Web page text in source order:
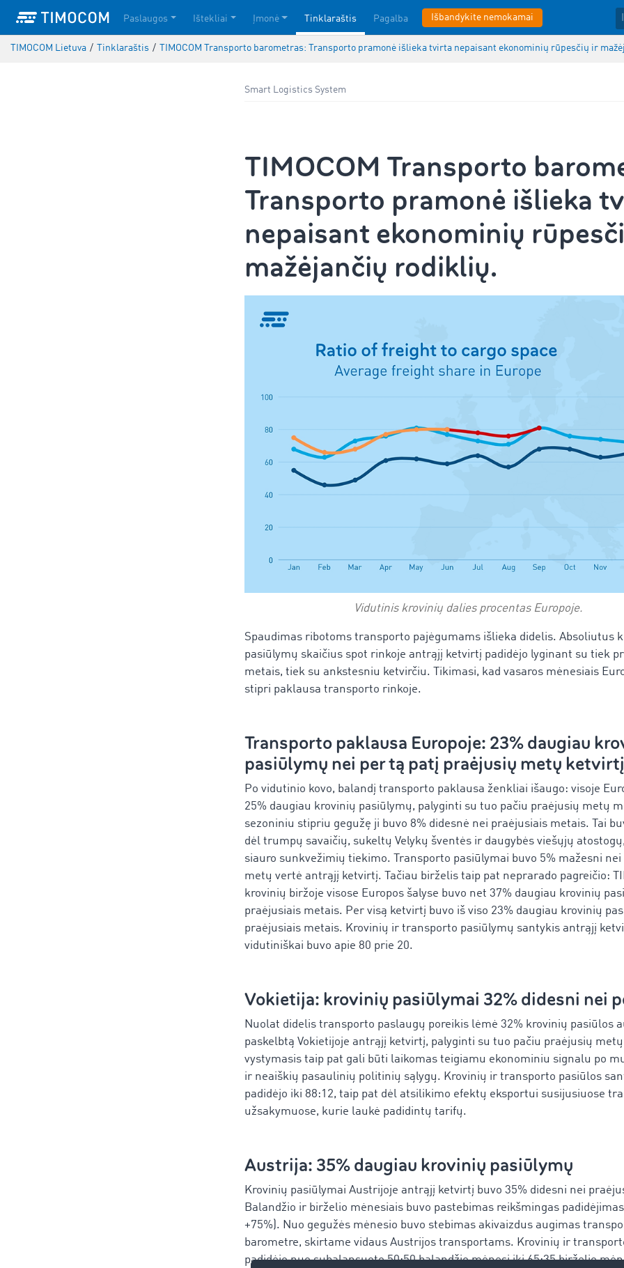
Paslaugos Ištekliai Įmonė Tinklaraštis Pagalba Išbandykite nemokamai
TIMOCOM Lietuva / Tinklaraštis / TIMOCOM Transporto barometras: Transporto pramonė išlieka tvirta nepaisant ekonominių rūpesčių ir
Smart Logistics System
TIMOCOM Transporto
Transporto pramonė išlieka
nepaisant ekonominių
mažėjančių rodiklių.
Vidutinis krovinių dalies procentas Europoje.
Spaudimas ribotoms transporto pajėgumams išlieka didelis. Absoliutus
pasiūlymų skaičius spot rinkoje antrąjį ketvirtį padidėjo lyginant su tiek
metais, tiek su ankstesniu ketvirčiu. Tikimasi, kad vasaros mėnesiais
stipri paklausa transporto rinkoje.
Transporto paklausa Europoje: 23% daugiau
pasiūlymų nei per tą patį praėjusių metų ketvirtį
Po vidutinio kovo, balandį transporto paklausa ženkliai išaugo: visoje
25% daugiau krovinių pasiūlymų, palyginti su tuo pačiu praėjusių metų
sezoniniu stipriu gegužę ji buvo 8% didesnė nei praėjusiais metais. Tai
dėl trumpų savaičių, sukeltų Velykų šventės ir daugybės viešųjų
siauro sunkvežimių tiekimo. Transporto pasiūlymai buvo 5% mažesni
metų vertė antrąjį ketvirtį. Tačiau birželis taip pat neprarado pagreičio:
krovinių biržoje visose Europos šalyse buvo net 37% daugiau krovinių
praėjusiais metais. Per visą ketvirtį buvo iš viso 23% daugiau krovinių
praėjusiais metais. Krovinių ir transporto pasiūlymų santykis antrąjį
vidutiniškai buvo apie 80 prie 20.
Vokietija: krovinių pasiūlymai 32% didesni nei
Nuolat didelis transporto paslaugų poreikis lėmė 32% krovinių pasiūlos
paskelbtą Vokietijoje antrąjį ketvirtį, palyginti su tuo pačiu praėjusių
vystymasis taip pat gali būti laikomas teigiamu ekonominiu signalu po
ir neaiškių pasaulinių politinių sąlygų. Krovinių ir transporto pasiūlos
padidėjo iki 88:12, taip pat dėl atsilikimo efektų eksportui susijusiuose
užsakymuose, kurie laukė padidintų tarifų.
Austrija: 35% daugiau krovinių pasiūlymų
Krovinių pasiūlymai Austrijoje antrąjį ketvirtį buvo 35% didesni nei
Balandžio ir birželio mėnesiais buvo pastebimas reikšmingas
+75%). Nuo gegužės mėnesio buvo stebimas akivaizdus augimas
barometre, skirtame vidaus Austrijos transportams. Krovinių ir
padidėjo nuo subalansuoto 50:50 balandžio mėnesį iki 65:35 birželio